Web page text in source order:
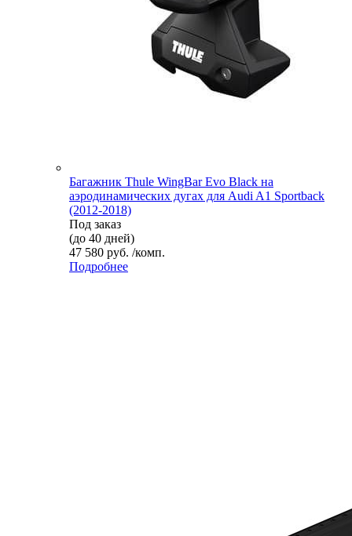
Багажник Thule WingBar Evo Black на
аэродинамических дугах для Audi A1 Sportback
(2012-2018)
Под заказ
(до 40 дней)
47 580 руб. /комп.
Подробнее